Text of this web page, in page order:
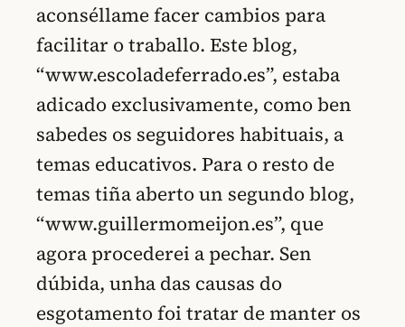
aconséllame facer cambios para
facilitar o traballo. Este blog,
“www.escoladeferrado.es”, estaba
adicado exclusivamente, como ben
sabedes os seguidores habituais, a
temas educativos. Para o resto de
temas tiña aberto un segundo blog,
“www.guillermomeijon.es”, que
agora procederei a pechar. Sen
dúbida, unha das causas do
esgotamento foi tratar de manter os